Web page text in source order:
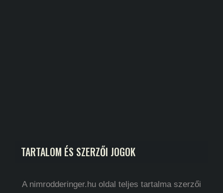
TARTALOM ÉS SZERZŐI JOGOK
A nimrodderinger.hu oldal teljes tartalma szerzői